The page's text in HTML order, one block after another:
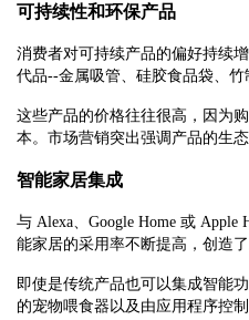
可持续性和环保产品
消费者对可持续产品的偏好持续
代品--金属吸管、硅胶食品袋、竹
这些产品的价格往往很高，因为
本。市场营销突出强调产品的生态
智能家居集成
与 Alexa、Google Home 或
能家居的采用率不断提高，创造
即使是传统产品也可以集成智能
的宠物喂食器以及由应用程序控